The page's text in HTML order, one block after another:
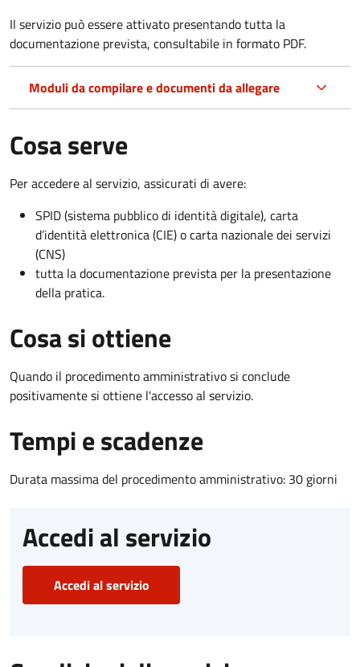
Il servizio può essere attivato presentando tutta la
documentazione prevista, consultabile in formato PDF.
Moduli da compilare e documenti da allegare
Cosa serve
Per accedere al servizio, assicurati di avere:
SPID (sistema pubblico di identità digitale), carta
d’identità elettronica (CIE) o carta nazionale dei servizi
(CNS)
tutta la documentazione prevista per la presentazione
della pratica.
Cosa si ottiene
Quando il procedimento amministrativo si conclude
positivamente si ottiene l'accesso al servizio.
Tempi e scadenze
Durata massima del procedimento amministrativo: 30 giorni
Accedi al servizio
Accedi al servizio